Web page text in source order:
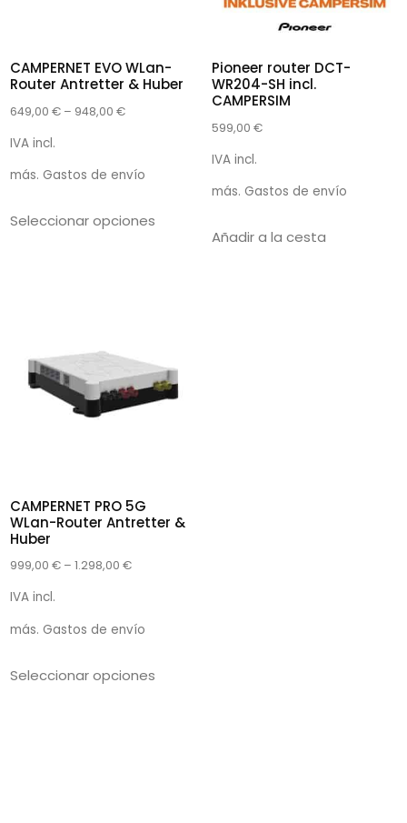
CAMPERNET EVO WLan-
Router Antretter & Huber
649,00 €– 948,00 €
IVA incl.
más. Gastos de envío
Seleccionar opciones
Pioneer router DCT-
WR204-SH incl.
CAMPERSIM
599,00 €
IVA incl.
más. Gastos de envío
Añadir a la cesta
CAMPERNET PRO 5G
WLan-Router Antretter &
Huber
999,00 €– 1.298,00 €
IVA incl.
más. Gastos de envío
Seleccionar opciones